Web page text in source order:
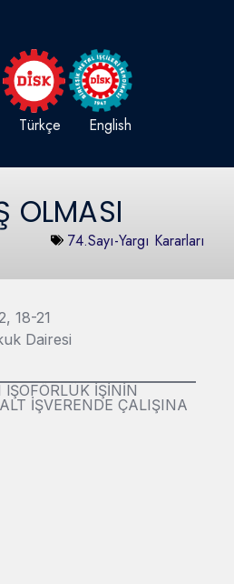
Türkçe
English
OLMASI
74.Sayı-Yargı Kararları
18-21
Dairesi
İŞİNİN
İŞVERENDE ÇALIŞINA